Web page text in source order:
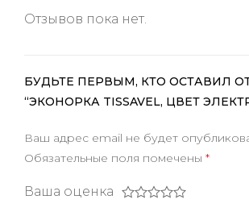
Отзывов пока нет.
БУДЬТЕ ПЕРВЫМ, КТО ОСТАВИЛ
“ЭКОНОРКА TISSAVEL, ЦВЕТ
Ваш адрес email не будет
Обязательные поля помечены *
Ваша оценка